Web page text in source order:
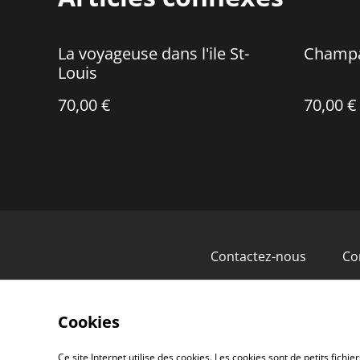
La voyageuse dans l'ile St-
Louis
70,00 €
70,00 €
Contactez-nous
Cookies
Ce site Internet utilise des cookies. Les cookies sont de petits